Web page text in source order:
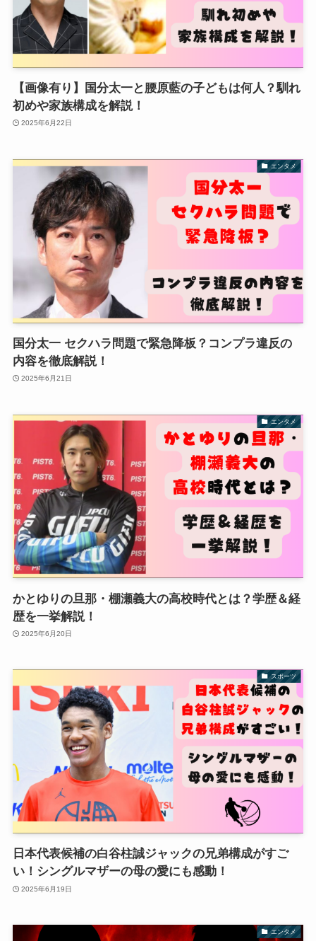
【画像有り】国分太一と腰原藍の子どもは何人？馴れ
初めや家族構成を解説！
2025年6月22日
エンタメ
国分太一 セクハラ問題で緊急降板？コンプラ違反の
内容を徹底解説！
2025年6月21日
エンタメ
かとゆりの旦那・棚瀬義大の高校時代とは？学歴＆経
歴を一挙解説！
2025年6月20日
スポーツ
日本代表候補の白谷柱誠ジャックの兄弟構成がすご
い！シングルマザーの母の愛にも感動！
2025年6月19日
エンタメ